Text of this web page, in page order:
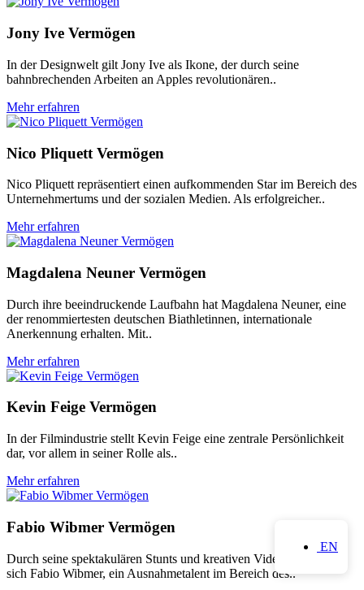
Jony Ive Vermögen
In der Designwelt gilt Jony Ive als Ikone, der durch seine
bahnbrechenden Arbeiten an Apples revolutionären..
Mehr erfahren
Nico Pliquett Vermögen
Nico Pliquett repräsentiert einen aufkommenden Star im Bereich des
Unternehmertums und der sozialen Medien. Als erfolgreicher..
Mehr erfahren
Magdalena Neuner Vermögen
Durch ihre beeindruckende Laufbahn hat Magdalena Neuner, eine
der renommiertesten deutschen Biathletinnen, internationale
Anerkennung erhalten. Mit..
Mehr erfahren
Kevin Feige Vermögen
In der Filmindustrie stellt Kevin Feige eine zentrale Persönlichkeit
dar, vor allem in seiner Rolle als..
Mehr erfahren
Fabio Wibmer Vermögen
Durch seine spektakulären Stunts und kreativen Videoprojekte hat
sich Fabio Wibmer, ein Ausnahmetalent im Bereich des..
EN